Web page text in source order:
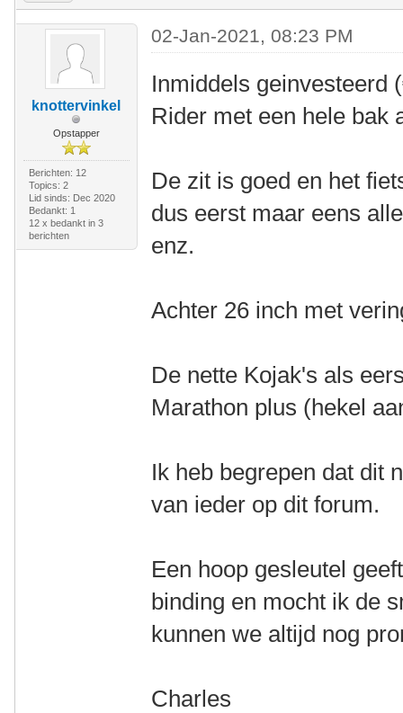
knottervinkel
Opstapper
Berichten: 12
Topics: 2
Lid sinds: Dec 2020
Bedankt: 1
12 x bedankt in 3
berichten
02-Jan-2021, 08:23 PM
Inmiddels geinvesteerd
Rider met een hele bak
De zit is goed en het
dus eerst maar eens
enz.
Achter 26 inch met
De nette Kojak's als
Marathon plus (hekel
Ik heb begrepen dat dit
van ieder op dit forum.
Een hoop gesleutel
binding en mocht ik de
kunnen we altijd nog
Charles